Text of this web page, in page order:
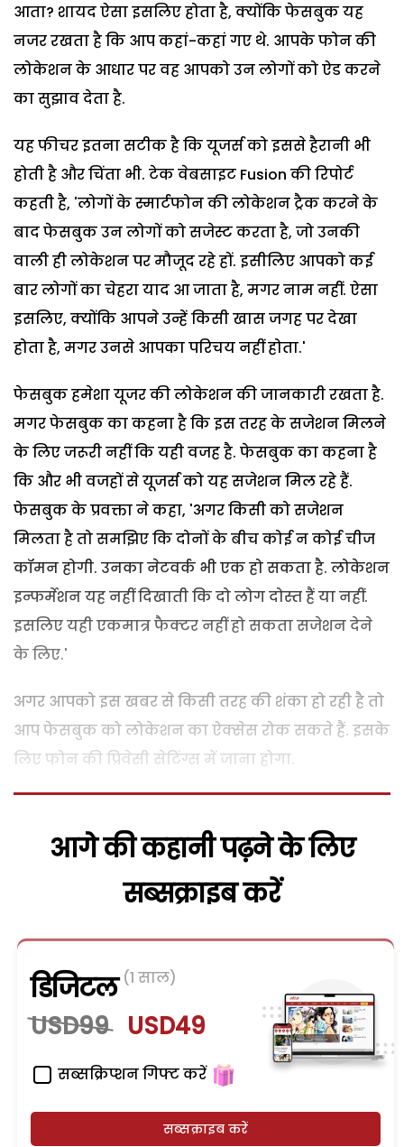
आता? शायद ऐसा इसलिए होता है, क्योंकि फेसबुक यह
नजर रखता है कि आप कहां-कहां गए थे. आपके फोन की
लोकेशन के आधार पर वह आपको उन लोगों को ऐड करने
का सुझाव देता है.
यह फीचर इतना सटीक है कि यूजर्स को इससे हैरानी भी
होती है और चिंता भी. टेक वेबसाइट Fusion की रिपोर्ट
कहती है, 'लोगों के स्मार्टफोन की लोकेशन ट्रैक करने के
बाद फेसबुक उन लोगों को सजेस्ट करता है, जो उनकी
वाली ही लोकेशन पर मौजूद रहे हों. इसीलिए आपको कई
बार लोगों का चेहरा याद आ जाता है, मगर नाम नहीं. ऐसा
इसलिए, क्योंकि आपने उन्हें किसी खास जगह पर देखा
होता है, मगर उनसे आपका परिचय नहीं होता.'
फेसबुक हमेशा यूजर की लोकेशन की जानकारी रखता है.
मगर फेसबुक का कहना है कि इस तरह के सजेशन मिलने
के लिए जरूरी नहीं कि यही वजह है. फेसबुक का कहना है
कि और भी वजहों से यूजर्स को यह सजेशन मिल रहे हैं.
फेसबुक के प्रवक्ता ने कहा, 'अगर किसी को सजेशन
मिलता है तो समझिए कि दोनों के बीच कोई न कोई चीज
कॉमन होगी. उनका नेटवर्क भी एक हो सकता है. लोकेशन
इन्फर्मेशन यह नहीं दिखाती कि दो लोग दोस्त हैं या नहीं.
इसलिए यही एकमात्र फैक्टर नहीं हो सकता सजेशन देने
के लिए.'
अगर आपको इस खबर से किसी तरह की शंका हो रही है तो
आप फेसबुक को लोकेशन का ऐक्सेस रोक सकते हैं. इसके
लिए फोन की प्रिवेसी सेटिंग्स में जाना होगा.
आगे की कहानी पढ़ने के लिए
सब्सक्राइब करें
डिजिटल (1 साल)
USD99 USD49
सब्सक्रिप्शन गिफ्ट करें
सब्सक्राइब करें